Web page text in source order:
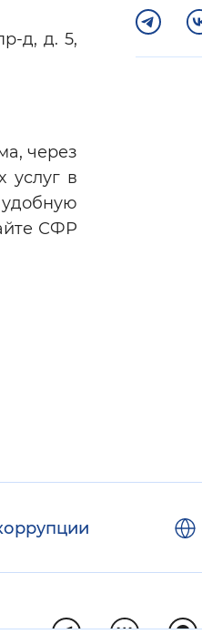
д, д. 5,
через
услуг в
СФР